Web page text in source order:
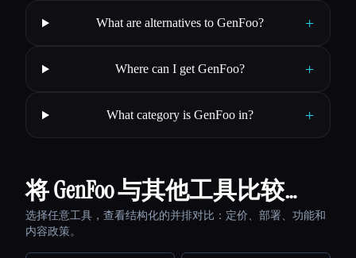
What are alternatives to GenFoo? +
Where can I get GenFoo? +
What category is GenFoo in? +
将 GenFoo 与其他工具比较…
选择任意工具，查看结构化的并排对比：定价、部署、功能和
内容政策。